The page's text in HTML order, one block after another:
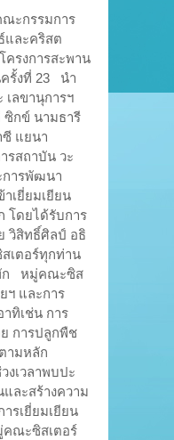
ะกรรมการ
และคริสต
ครงการสะพาน
ครั้งที่ 23 นำ
เลขานุการฯ
ซิกข์ นามธารี
ซี แยนา
รสถาบัน วะ
การพัฒนา
เยี่ยมเยียน
โดยได้รับการ
วิสิทธิ์ศิลป์ อธิ
เตอร์ทุกท่าน
ก หมู่คณะซิส
ฯ และการ
ทิเช่น การ
การปลูกพืช
ามหลัก
งเวลาพบปะ
และสร้างความ
รเยี่ยมเยียน
คณะซิสเตอร์